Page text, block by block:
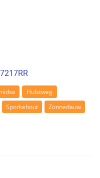
Hulstweg
Sporkehout
Zonnedauw